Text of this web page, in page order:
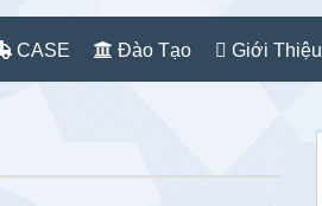
CASE Đào Tạo Giới Thiệu